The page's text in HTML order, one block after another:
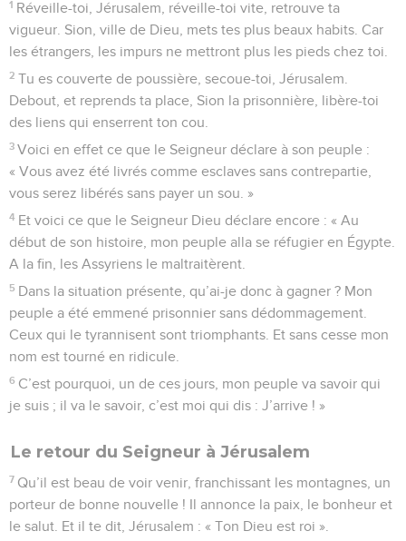
1 Réveille-toi, Jérusalem, réveille-toi vite, retrouve ta
vigueur. Sion, ville de Dieu, mets tes plus beaux habits. Car
les étrangers, les impurs ne mettront plus les pieds chez toi.
2 Tu es couverte de poussière, secoue-toi, Jérusalem.
Debout, et reprends ta place, Sion la prisonnière, libère-toi
des liens qui enserrent ton cou.
3 Voici en effet ce que le Seigneur déclare à son peuple :
« Vous avez été livrés comme esclaves sans contrepartie,
vous serez libérés sans payer un sou. »
4 Et voici ce que le Seigneur Dieu déclare encore : « Au
début de son histoire, mon peuple alla se réfugier en Égypte.
A la fin, les Assyriens le maltraitèrent.
5 Dans la situation présente, qu’ai-je donc à gagner ? Mon
peuple a été emmené prisonnier sans dédommagement.
Ceux qui le tyrannisent sont triomphants. Et sans cesse mon
nom est tourné en ridicule.
6 C’est pourquoi, un de ces jours, mon peuple va savoir qui
je suis ; il va le savoir, c’est moi qui dis : J’arrive ! »
Le retour du Seigneur à Jérusalem
7 Qu’il est beau de voir venir, franchissant les montagnes, un
porteur de bonne nouvelle ! Il annonce la paix, le bonheur et
le salut. Et il te dit, Jérusalem : « Ton Dieu est roi ».